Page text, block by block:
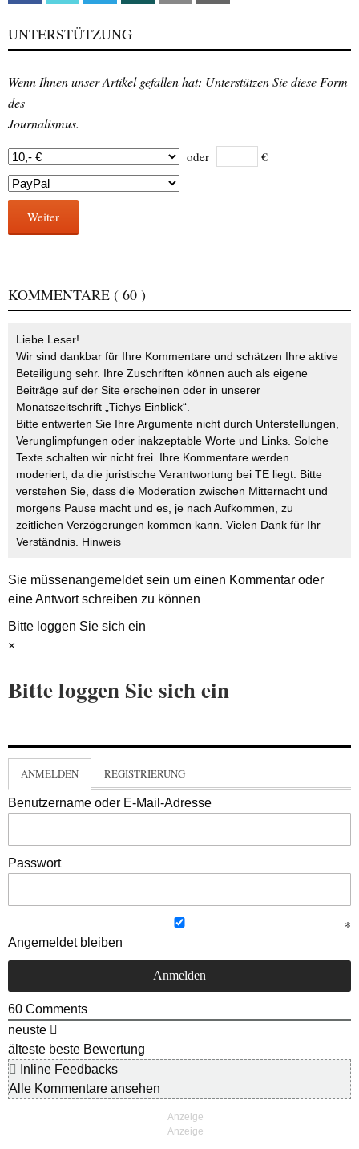
UNTERSTÜTZUNG
Wenn Ihnen unser Artikel gefallen hat: Unterstützen Sie diese Form
des
Journalismus.
oder €
Weiter
KOMMENTARE ( 60 )
Liebe Leser!
Wir sind dankbar für Ihre Kommentare und schätzen Ihre aktive
Beteiligung sehr. Ihre Zuschriften können auch als eigene
Beiträge auf der Site erscheinen oder in unserer
Monatszeitschrift „Tichys Einblick“.
Bitte entwerten Sie Ihre Argumente nicht durch Unterstellungen,
Verunglimpfungen oder inakzeptable Worte und Links. Solche
Texte schalten wir nicht frei. Ihre Kommentare werden
moderiert, da die juristische Verantwortung bei TE liegt. Bitte
verstehen Sie, dass die Moderation zwischen Mitternacht und
morgens Pause macht und es, je nach Aufkommen, zu
zeitlichen Verzögerungen kommen kann. Vielen Dank für Ihr
Verständnis. Hinweis
Sie müssenangemeldetsein um einen Kommentar oder
eine Antwort schreiben zu können
Bitte loggen Sie sich ein
×
Bitte loggen Sie sich ein
ANMELDEN REGISTRIERUNG
Benutzername oder E-Mail-Adresse
Passwort
Angemeldet bleiben
60 Comments
neuste
älteste beste Bewertung
Inline Feedbacks
Alle Kommentare ansehen